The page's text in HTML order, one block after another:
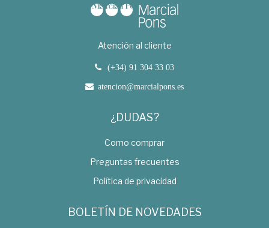
Atención al cliente
(+34) 91 304 33 03
atencion@marcialpons.es
¿DUDAS?
Como comprar
Preguntas frecuentes
Política de privacidad
BOLETÍN DE NOVEDADES